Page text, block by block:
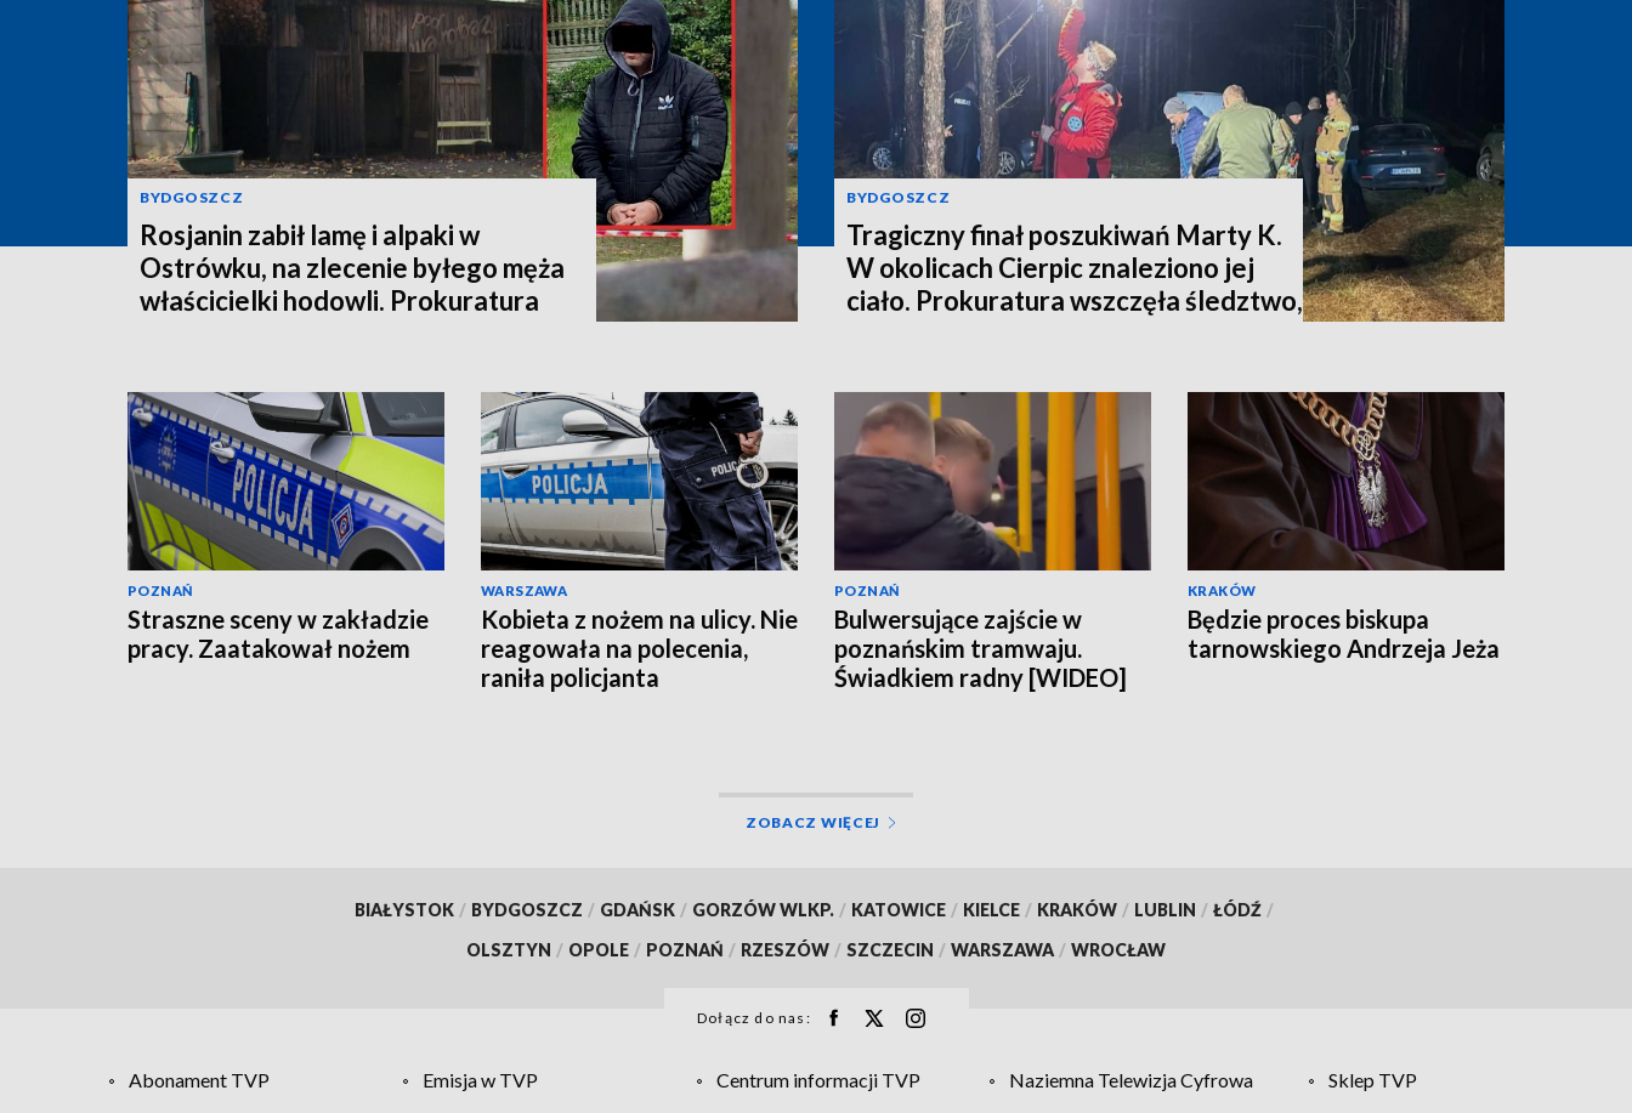
BYDGOSZCZ
Rosjanin zabił lamę i alpaki w
Ostrówku, na zlecenie byłego męża
właścicielki hodowli. Prokuratura
BYDGOSZCZ
Tragiczny finał poszukiwań Marty K.
W okolicach Cierpic znaleziono jej
ciało. Prokuratura wszczęła śledztwo,
POZNAŃ
Straszne sceny w zakładzie
pracy. Zaatakował nożem
WARSZAWA
Kobieta z nożem na ulicy. Nie
reagowała na polecenia,
raniła policjanta
POZNAŃ
Bulwersujące zajście w
poznańskim tramwaju.
Świadkiem radny [WIDEO]
KRAKÓW
Będzie proces biskupa
tarnowskiego Andrzeja Jeża
ZOBACZ WIĘCEJ
BIAŁYSTOK / BYDGOSZCZ / GDAŃSK / GORZÓW WLKP. / KATOWICE / KIELCE / KRAKÓW / LUBLIN / ŁÓDŹ /
OLSZTYN / OPOLE / POZNAŃ / RZESZÓW / SZCZECIN / WARSZAWA / WROCŁAW
Dołącz do nas:
Abonament TVP Emisja w TVP Centrum informacji TVP Naziemna Telewizja Cyfrowa
Sklep TVP